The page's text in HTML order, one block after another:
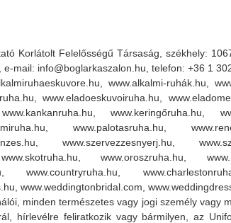
Korlátolt Felelősségű Társaság, székhely:
mail: info@boglarkaszalon.hu, telefon: +36 1
www.alkalmi-ruhák.hu,
www.eladoeskuvoiruha.hu,
www.keringőruha.hu,
www.palotasruha.hu,
www.szervezzesnyerj.hu,
www.oroszruha.hu,
www.countryruha.hu,
www.weddingtonbridal.com,
minden természetes vagy jogi személy vagy
hírlevélre feliratkozik vagy bármilyen, az